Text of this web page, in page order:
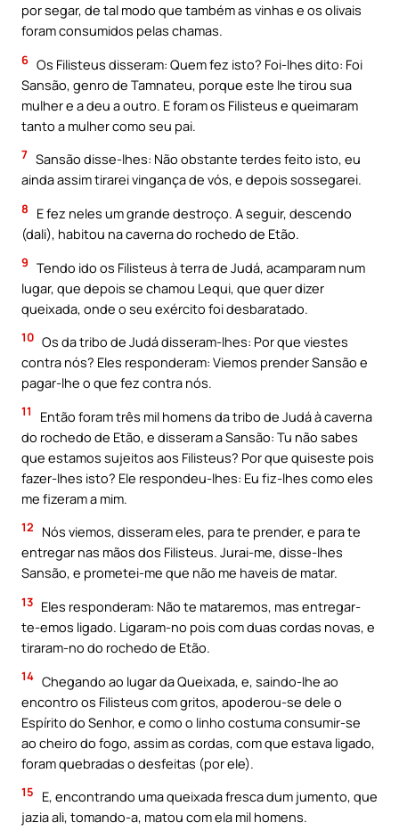
por segar, de tal modo que também as vinhas e os olivais
foram consumidos pelas chamas.
6 Os Filisteus disseram: Quem fez isto? Foi-lhes dito: Foi
Sansão, genro de Tamnateu, porque este lhe tirou sua
mulher e a deu a outro. E foram os Filisteus e queimaram
tanto a mulher como seu pai.
7 Sansão disse-lhes: Não obstante terdes feito isto, eu
ainda assim tirarei vingança de vós, e depois sossegarei.
8
E fez neles um grande destroço. A seguir, descendo
(dali), habitou na caverna do rochedo de Etão.
9 Tendo ido os Filisteus à terra de Judá, acamparam num
lugar, que depois se chamou Lequi, que quer dizer
queixada, onde o seu exército foi desbaratado.
10 Os da tribo de Judá disseram-lhes: Por que viestes
contra nós? Eles responderam: Viemos prender Sansão e
pagar-lhe o que fez contra nós.
11
Então foram três mil homens da tribo de Judá à caverna
do rochedo de Etão, e disseram a Sansão: Tu não sabes
que estamos sujeitos aos Filisteus? Por que quiseste pois
fazer-lhes isto? Ele respondeu-lhes: Eu fiz-lhes como eles
me fizeram a mim.
12
Nós viemos, disseram eles, para te prender, e para te
entregar nas mãos dos Filisteus. Jurai-me, disse-lhes
Sansão, e prometei-me que não me haveis de matar.
13 Eles responderam: Não te mataremos, mas entregar-
te-emos ligado. Ligaram-no pois com duas cordas novas, e
tiraram-no do rochedo de Etão.
14 Chegando ao lugar da Queixada, e, saindo-lhe ao
encontro os Filisteus com gritos, apoderou-se dele o
Espírito do Senhor, e como o linho costuma consumir-se
ao cheiro do fogo, assim as cordas, com que estava ligado,
foram quebradas o desfeitas (por ele).
15
E, encontrando uma queixada fresca dum jumento, que
jazia ali, tomando-a, matou com ela mil homens.